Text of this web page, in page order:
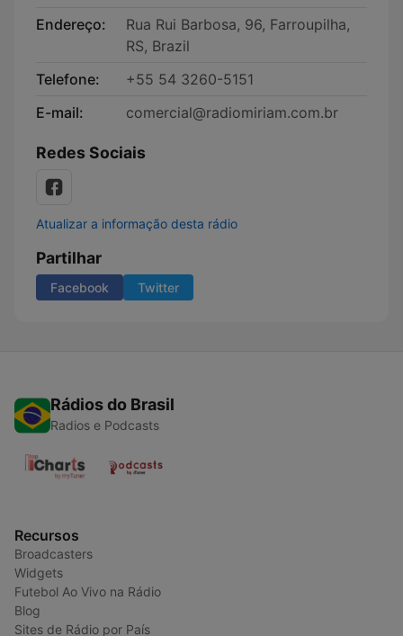
Endereço:
Rua Rui Barbosa, 96, Farroupilha,
RS, Brazil
Telefone:
+55 54 3260-5151
E-mail:
comercial@radiomiriam.com.br
Redes Sociais
Atualizar a informação desta rádio
Partilhar
Facebook Twitter
Rádios do Brasil
Radios e Podcasts
Recursos
Broadcasters
Widgets
Futebol Ao Vivo na Rádio
Blog
Sites de Rádio por País